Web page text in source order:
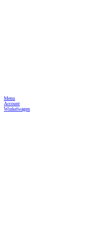
Menu
Account
Winkelwagen